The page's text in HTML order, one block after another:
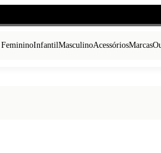
FemininoInfantilMasculinoAcessóriosMarcas